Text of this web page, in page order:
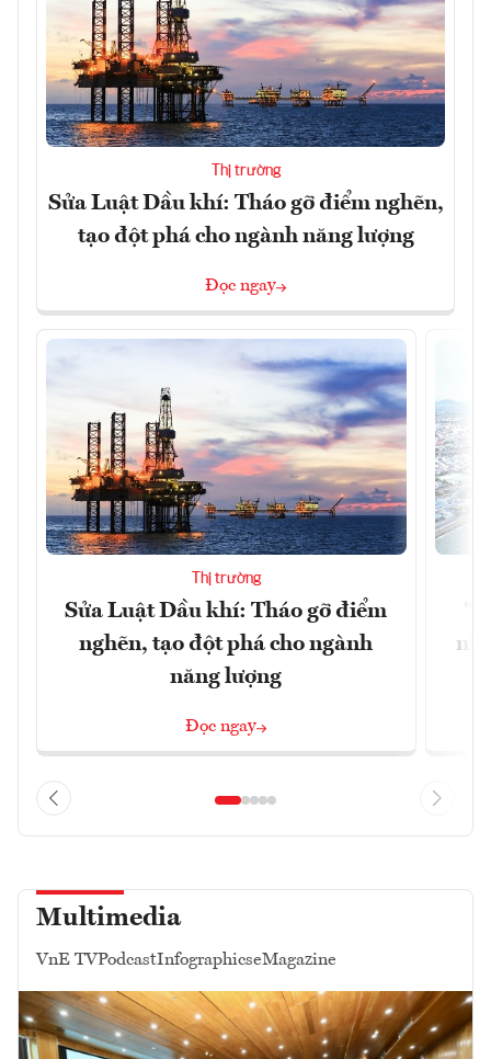
Thị trường
Sửa Luật Dầu khí: Tháo gỡ điểm nghẽn,
tạo đột phá cho ngành năng lượng
Đọc ngay
Thị trường
Sửa Luật Dầu khí: Tháo gỡ điểm
nghẽn, tạo đột phá cho ngành
năng lượng
Đọc ngay
Multimedia
VnE TVPodcastInfographicseMagazine